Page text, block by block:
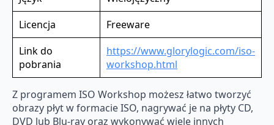
Licencja
Freeware
Link do
pobrania
https://www.glorylogic.com/iso-
workshop.html
Z programem ISO Workshop możesz łatwo tworzyć
obrazy płyt w formacie ISO, nagrywać je na płyty CD,
DVD lub Blu-ray oraz wykonywać wiele innych